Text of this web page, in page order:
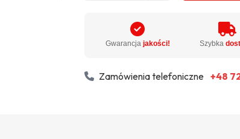
Gwarancja jakości! Szybka
Zamówienia telefoniczne +48